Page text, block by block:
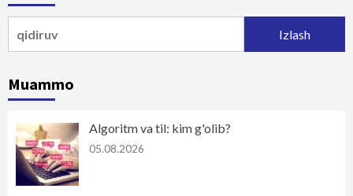
Muammo
Algoritm va til: kim g'olib?
05.08.2026